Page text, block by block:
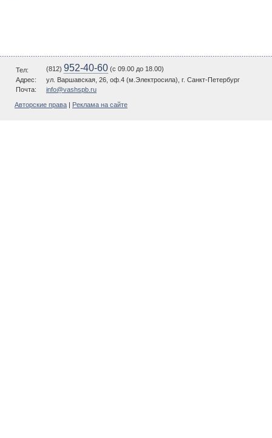
Тел: (812) 952-40-60 (c 09.00 до 18.00)
Адрес:
ул. Варшавская, 26, оф.4 (м.Электросила), г. Санкт-Петербург
Почта:
info@vashspb.ru
Авторские права Реклама на сайте